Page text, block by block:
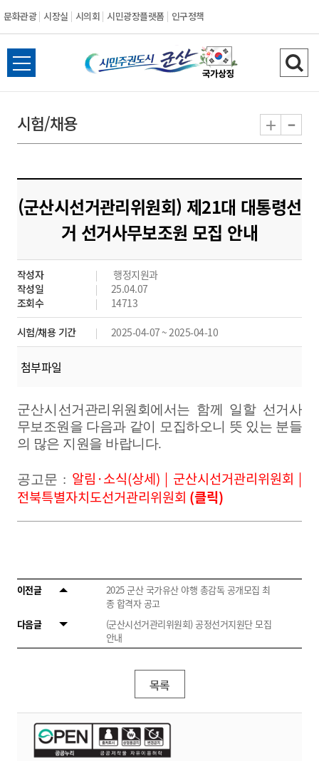
문화관광 시장실 시의회 시민광장플랫폼 인구정책
시
민
도
시
군
산
전
체
뉴
열
검
색
기
시험/채용 + -
(군산시선거관리위원회) 제21대 대통령선
거 선거사무보조원 모집 안내
작성자
행정지원과
작성일
25.04.07
조회수
14713
시험/채용 기간 2025-04-07 ~ 2025-04-10
첨부파일
군산시 선거관리위원회에서는 함께 일할 선거사
무보조원을 다음과 같이 모집하오니 뜻 있는 분들
의 많은 지원을 바랍니다.
공고문 : 알림·소식(상세) | 군산시선거관리위원회 |
전북특별자치도선거관리위원회 (클릭)
이전글
2025 군산 국가유산 야행 총감독 공개모집 최
종 합격자 공고
다음글
(군산시선거관리위원회) 공정선거지원단 모집
안내
목록